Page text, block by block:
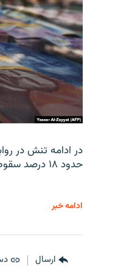
در ادامه تنش در
حدود ۱۸ درصد سقوط کرد.
ادامه خبر
ارسال